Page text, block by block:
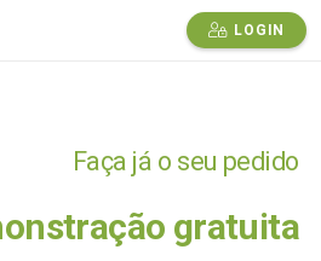
LOGIN
Faça já o seu pedido
gratuita